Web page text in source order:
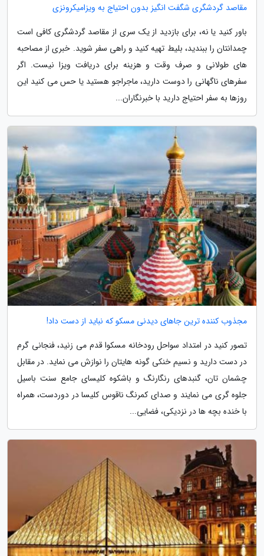
مقاصد گردشگری شگفت انگیز بدون احتیاج به ویزامیکرونزی
باور کنید یا نه، برای بازدید از یک سری از مقاصد گردشگری کافی است
چمدانتان را ببندید، بلیط تهیه کنید و راهی سفر شوید. خبری از مصاحبه
های طولانی و صرف وقت و هزینه برای دریافت ویزا نیست. اگر
سفرهای ناگهانی را دوست دارید، ماجراجو هستید یا حس می کنید این
روزها به سفر احتیاج دارید با خبرنگاران...
مجذوب کننده ترین جاهای دیدنی مسکو که نباید از دست داد!
تصور کنید در امتداد سواحل رودخانه مسکوا قدم می زنید، فنجانی گرم
در دست دارید و نسیم خنکی گونه هایتان را نوازش می نماید. در مقابل
چشمان تان، گنبدهای رنگارنگ و باشکوه کلیسای جامع سنت باسیل
جلوه گری می نمایند و صدای کمرنگ ناقوس کلیسا در دوردست، همراه
با خنده بچه ها در نزدیکی، فضایی...